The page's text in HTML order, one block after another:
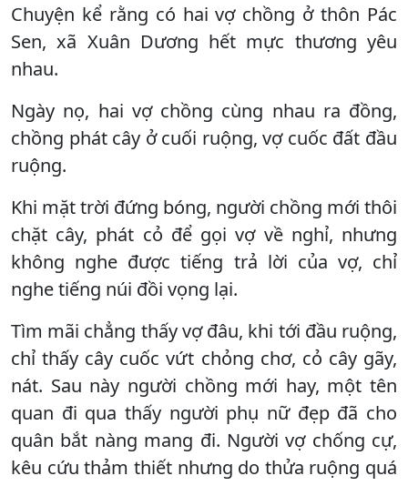
Chuyện kể rằng có hai vợ chồng ở thôn Pác
Sen, xã Xuân Dương hết mực thương yêu
nhau.
Ngày nọ, hai vợ chồng cùng nhau ra đồng,
chồng phát cây ở cuối ruộng, vợ cuốc đất đầu
ruộng.
Khi mặt trời đứng bóng, người chồng mới thôi
chặt cây, phát cỏ để gọi vợ về nghỉ, nhưng
không nghe được tiếng trả lời của vợ, chỉ
nghe tiếng núi đồi vọng lại.
Tìm mãi chẳng thấy vợ đâu, khi tới đầu ruộng,
chỉ thấy cây cuốc vứt chỏng chơ, cỏ cây gãy,
nát. Sau này người chồng mới hay, một tên
quan đi qua thấy người phụ nữ đẹp đã cho
quân bắt nàng mang đi. Người vợ chống cự,
kêu cứu thảm thiết nhưng do thửa ruộng quá